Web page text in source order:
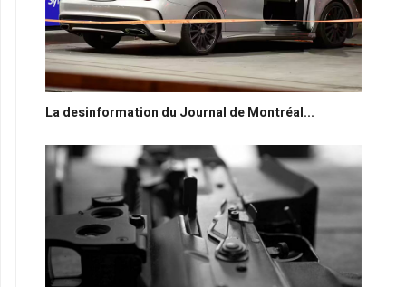
La desinformation du Journal de Montréal...